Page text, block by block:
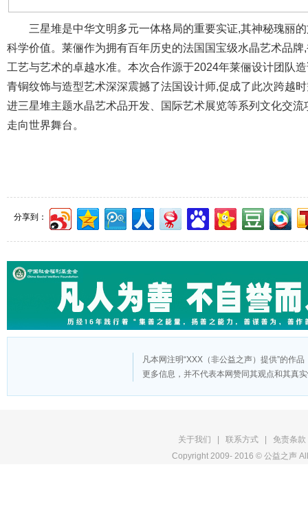
三星堆是中华文明多元一体格局的重要实证,其神秘瑰丽
科学价值。莱俪作为拥有百年历史的法国国宝级水晶艺术品牌
工艺与艺术的卓越水准。本次合作源于2024年莱俪设计团队
青铜纹饰与造型艺术深深震撼了法国设计师,促成了此次跨越
进三星堆主题水晶艺术品开发、国际艺术展览等系列文化交
走向世界舞台。
分享到：
凡本网注明“XXX（非公益之声）提供”的作
更多信息，并不代表本网赞同其观点和其真
关于我们 联系方式
免责条款
Copyright 2009- 2016 © 公益之声